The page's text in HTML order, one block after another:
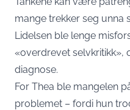
mange trekker seg unna
Lidelsen ble lenge
«overdrevet selvkritikk»,
diagnose.
For Thea ble mangelen
problemet – fordi hun